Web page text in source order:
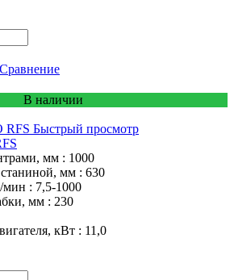
Сравнение
В наличии
Быстрый просмотр
мм : 1000
мм : 630
мин : 7,5-1000
мм : 230
кВт : 11,0